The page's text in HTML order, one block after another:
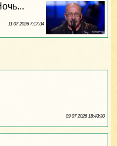
11 07 2026 7:17:34
09 07 2026 18:43:30